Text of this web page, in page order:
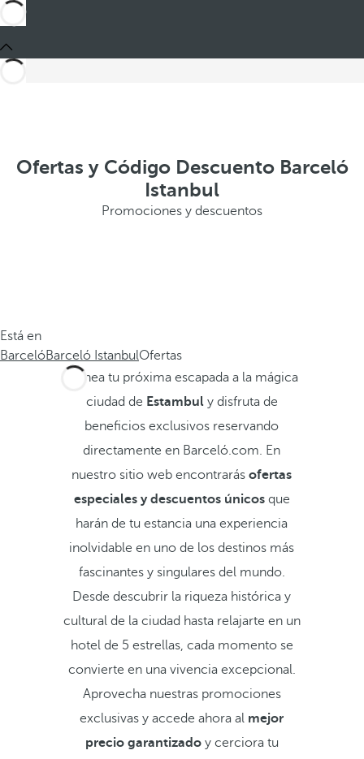
Ofertas y Código Descuento Barceló
Istanbul
Promociones y descuentos
Está en
BarcelóBarceló IstanbulOfertas
Planea tu próxima escapada a la mágica
ciudad de Estambuly disfruta de
beneficios exclusivos reservando
directamente en Barceló.com. En
nuestro sitio web encontrarásofertas
especiales y descuentos únicosque
harán de tu estancia una experiencia
inolvidable en uno de los destinos más
fascinantes y singulares del mundo.
Desde descubrir la riqueza histórica y
cultural de la ciudad hasta relajarte en un
hotel de 5 estrellas, cada momento se
convierte en una vivencia excepcional.
Aprovecha nuestras promociones
exclusivas y accede ahora al mejor
precio garantizadoy cerciora tu